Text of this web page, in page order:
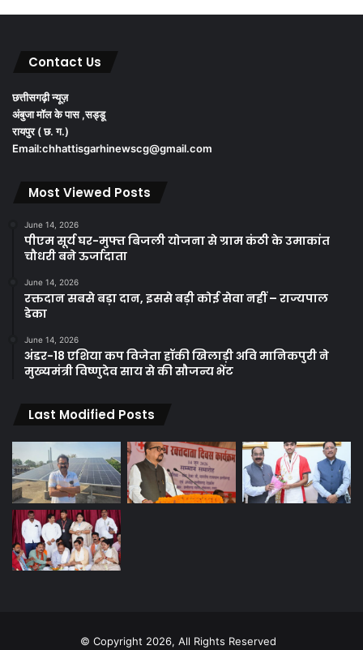
Contact Us
छत्तीसगढ़ी न्यूज़
अंबुजा मॉल के पास ,सड्डू
रायपुर ( छ. ग.)
Email:chhattisgarhinewscg@gmail.com
Most Viewed Posts
June 14, 2026
पीएम सूर्य घर-मुफ्त बिजली योजना से ग्राम कंठी के उमाकांत
चौधरी बने ऊर्जादाता
June 14, 2026
रक्तदान सबसे बड़ा दान, इससे बड़ी कोई सेवा नहीं – राज्यपाल
डेका
June 14, 2026
अंडर-18 एशिया कप विजेता हॉकी खिलाड़ी अवि मानिकपुरी ने
मुख्यमंत्री विष्णुदेव साय से की सौजन्य भेंट
Last Modified Posts
© Copyright 2026, All Rights Reserved